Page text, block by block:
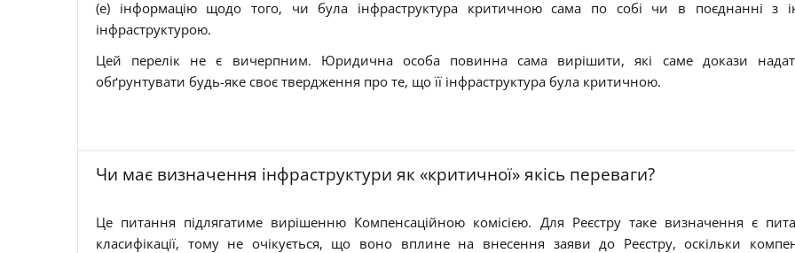
(e) інформацію щодо того, чи була інфраструктура критичною сама по собі чи в поєднанні з
інфраструктурою.
Цей перелік не є вичерпним. Юридична особа повинна сама вирішити, які саме докази
обґрунтувати будь-яке своє твердження про те, що її інфраструктура була критичною.
Чи має визначення інфраструктури як «критичної» якісь переваги?
Це питання підлягатиме вирішенню Компенсаційною комісією. Для Реєстру таке визначення є
класифікації, тому не очікується, що воно вплине на внесення заяви до Реєстру, оскільки